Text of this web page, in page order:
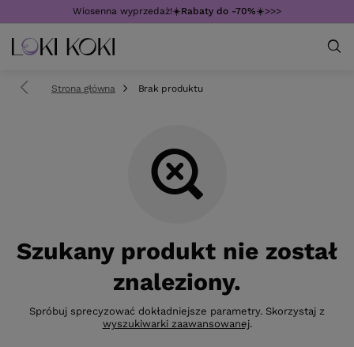
Wiosenna wyprzedaż!☀️Rabaty do -70%☀️>>>
Strona główna Brak produktu
Szukany produkt nie został
znaleziony.
Spróbuj sprecyzować dokładniejsze parametry. Skorzystaj z
wyszukiwarki zaawansowanej.